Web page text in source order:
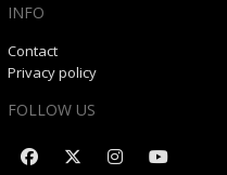
INFO
Contact
Privacy policy
FOLLOW US